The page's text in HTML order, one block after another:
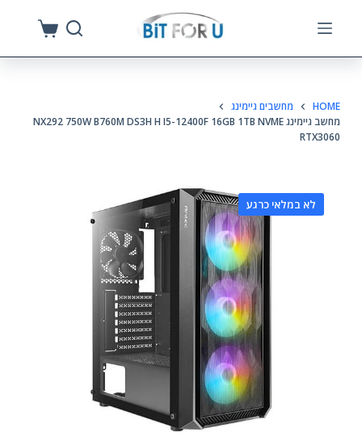
HOME
מחשבים גיימינג
מחשב גיימינג NX292 750W B760M DS3H H I5-12400F 16GB 1TB NVME
RTX3060
לא במלאי כרגע